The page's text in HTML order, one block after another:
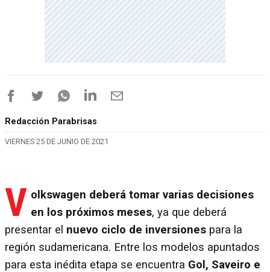
Redacción Parabrisas
VIERNES 25 DE JUNIO DE 2021
V olkswagen deberá tomar varias decisiones
en los próximos meses, ya que deberá
presentar el nuevo ciclo de inversiones para la
región sudamericana. Entre los modelos apuntados
para esta inédita etapa se encuentra Gol, Saveiro e